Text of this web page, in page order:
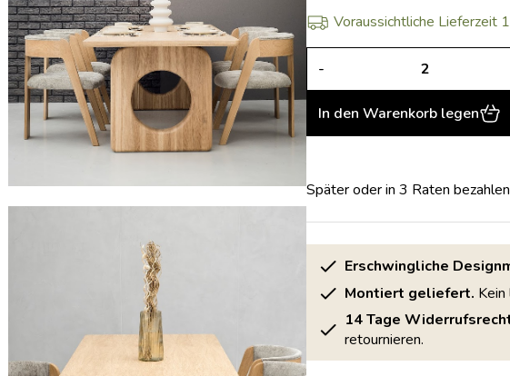
Voraussichtliche Lieferzeit
-
In den Warenkorb legen
Später oder in 3 Raten bezahlen
Erschwingliche
Montiert geliefert.
14 Tage
retournieren.